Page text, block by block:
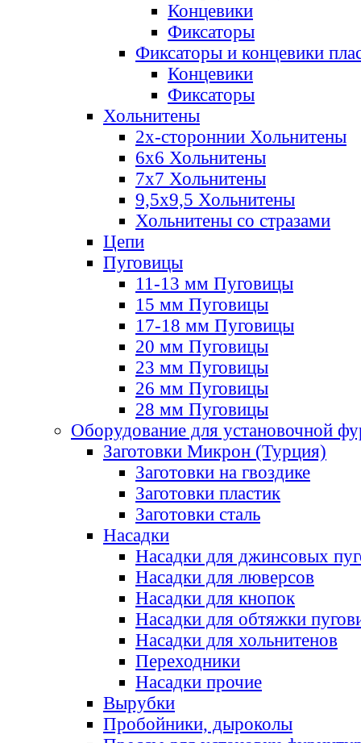
Концевики
Фиксаторы
Фиксаторы и концевики
Концевики
Фиксаторы
Хольнитены
2х-стороннии Хольнитены
6х6 Хольнитены
7х7 Хольнитены
9,5х9,5 Хольнитены
Хольнитены со стразами
Цепи
Пуговицы
11-13 мм Пуговицы
15 мм Пуговицы
17-18 мм Пуговицы
20 мм Пуговицы
23 мм Пуговицы
26 мм Пуговицы
28 мм Пуговицы
Оборудование для установочной
Заготовки Микрон (Турция)
Заготовки на гвоздике
Заготовки пластик
Заготовки сталь
Насадки
Насадки для джинсовых
Насадки для люверсов
Насадки для кнопок
Насадки для обтяжки
Насадки для хольнитенов
Переходники
Насадки прочие
Вырубки
Пробойники, дыроколы